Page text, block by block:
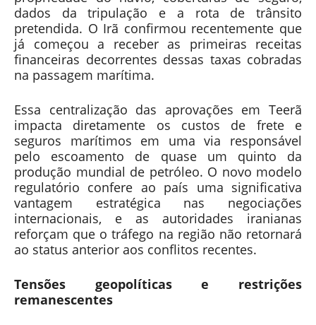
dados da tripulação e a rota de trânsito
pretendida. O Irã confirmou recentemente que
já começou a receber as primeiras receitas
financeiras decorrentes dessas taxas cobradas
na passagem marítima.
Essa centralização das aprovações em Teerã
impacta diretamente os custos de frete e
seguros marítimos em uma via responsável
pelo escoamento de quase um quinto da
produção mundial de petróleo. O novo modelo
regulatório confere ao país uma significativa
vantagem estratégica nas negociações
internacionais, e as autoridades iranianas
reforçam que o tráfego na região não retornará
ao status anterior aos conflitos recentes.
Tensões geopolíticas e restrições
remanescentes